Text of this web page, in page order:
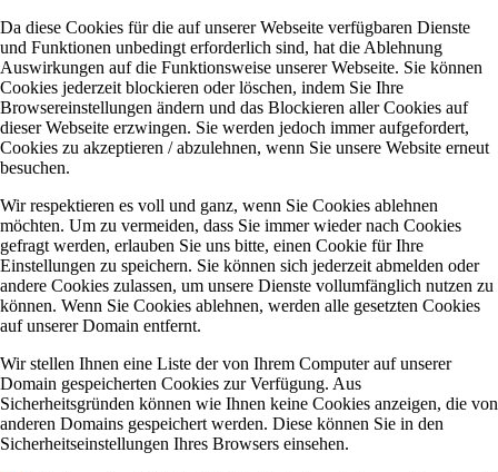
Da diese Cookies für die auf unserer Webseite verfügbaren Dienste
und Funktionen unbedingt erforderlich sind, hat die Ablehnung
Auswirkungen auf die Funktionsweise unserer Webseite. Sie können
Cookies jederzeit blockieren oder löschen, indem Sie Ihre
Browsereinstellungen ändern und das Blockieren aller Cookies auf
dieser Webseite erzwingen. Sie werden jedoch immer aufgefordert,
Cookies zu akzeptieren / abzulehnen, wenn Sie unsere Website erneut
besuchen.
Wir respektieren es voll und ganz, wenn Sie Cookies ablehnen
möchten. Um zu vermeiden, dass Sie immer wieder nach Cookies
gefragt werden, erlauben Sie uns bitte, einen Cookie für Ihre
Einstellungen zu speichern. Sie können sich jederzeit abmelden oder
andere Cookies zulassen, um unsere Dienste vollumfänglich nutzen zu
können. Wenn Sie Cookies ablehnen, werden alle gesetzten Cookies
auf unserer Domain entfernt.
Wir stellen Ihnen eine Liste der von Ihrem Computer auf unserer
Domain gespeicherten Cookies zur Verfügung. Aus
Sicherheitsgründen können wie Ihnen keine Cookies anzeigen, die von
anderen Domains gespeichert werden. Diese können Sie in den
Sicherheitseinstellungen Ihres Browsers einsehen.